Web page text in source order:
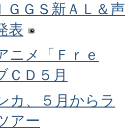
ＧＧＳ新ＡＬ＆声
表
ニメ「Ｆｒｅ
ＣＤ５月
カ、５月からラ
アー